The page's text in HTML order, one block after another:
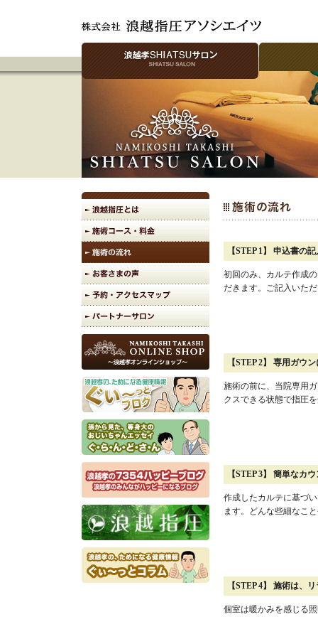
【STEP 1】 申込書の
初回のみ、カルテ作成
だきます。ご記入いた
【STEP 2】 専用ガウ
施術の前に、当院専用
クスできる状態で指圧
【STEP 3】 簡単なカ
作成したカルテに基づ
ます。どんな些細なこ
【STEP 4】 施術は、
個室は暖かみを感じる